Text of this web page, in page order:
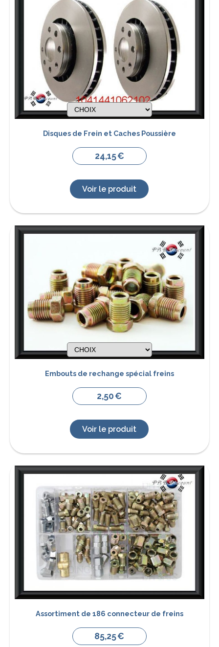
Disques de Frein et Caches Poussière
24,15€
Voir le produit
Embouts de rechange spécial freins
2,50€
Voir le produit
Assortiment de 186 connecteur de freins
85,25€